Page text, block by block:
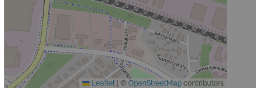
Leaflet © OpenStreetMap contributors